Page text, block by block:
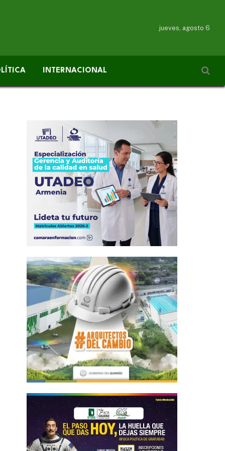
jueves, agosto 6
INTERNACIONAL